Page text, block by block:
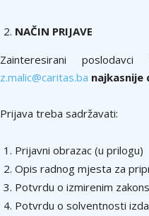
NAČIN PRIJAVE
Zainteresirani
z.malic@caritas.ba najkasnije
Prijava treba sadržavati:
Prijavni obrazac (u prilogu)
Opis radnog mjesta za
Potvrdu o izmirenim
Potvrdu o solventnosti